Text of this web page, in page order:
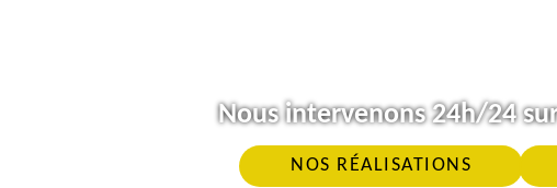
Nous intervenons 24h/24
NOS RÉALISATIONS